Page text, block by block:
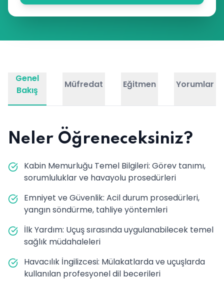
Genel
Bakış
Müfredat Eğitmen Yorumlar
Neler Öğreneceksiniz?
Kabin Memurluğu Temel Bilgileri: Görev tanımı,
sorumluluklar ve havayolu prosedürleri
Emniyet ve Güvenlik: Acil durum prosedürleri,
yangın söndürme, tahliye yöntemleri
İlk Yardım: Uçuş sırasında uygulanabilecek temel
sağlık müdahaleleri
Havacılık İngilizcesi: Mülakatlarda ve uçuşlarda
kullanılan profesyonel dil becerileri